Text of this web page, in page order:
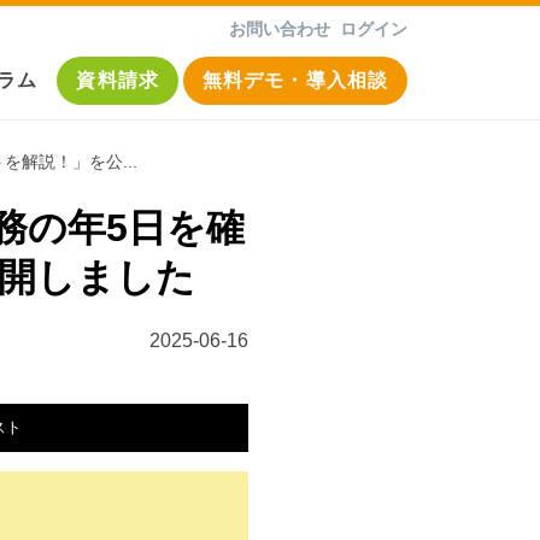
ム 資料請求 無料デモ・導入相談
お問い合わせ ログイン
解説！」を公...
の年5日を確
しました
2025-06-16